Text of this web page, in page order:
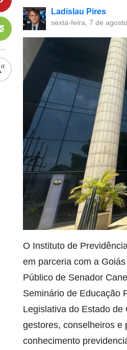
Ladislau Pires
sexta-feira, 7 de
O Instituto de
em parceria com a
Público de Senador
Seminário de Educação
Legislativa do Estado de
gestores, conselheiros e
conhecimento